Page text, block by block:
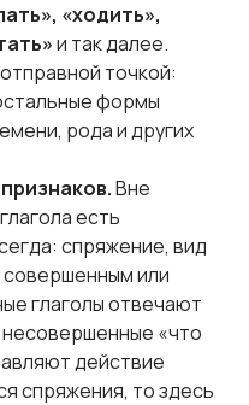
«ходить»,
и так далее.
точкой:
формы
рода и других
Вне
есть
спряжение, вид
или
глаголы отвечают
«что
действие
спряжения, то здесь